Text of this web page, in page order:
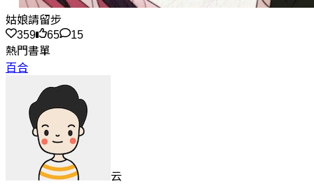
姑娘請留步
359
65
15
熱門書單
百合
云